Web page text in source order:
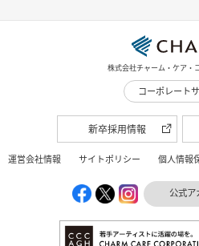
株式会社チャーム・ケア・
コーポレート
新卒採用情報
運営会社情報 サイトポリシー 個人情報
公式ア